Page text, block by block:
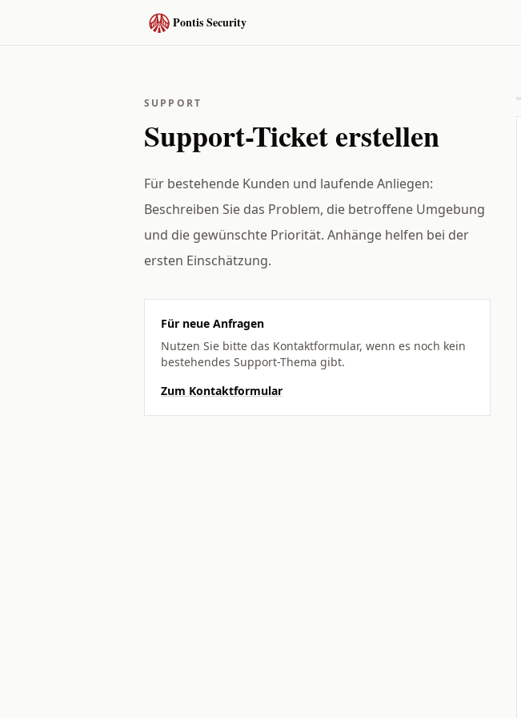
Pontis Security
SUPPORT
Support-Ticket erstellen
Für bestehende Kunden und laufende Anliegen:
Beschreiben Sie das Problem, die betroffene Umgebung
und die gewünschte Priorität. Anhänge helfen bei der
ersten Einschätzung.
Für neue Anfragen
Nutzen Sie bitte das Kontaktformular, wenn es noch kein
bestehendes Support-Thema gibt.
Zum Kontaktformular